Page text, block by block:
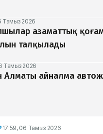
Тамыз 2026
азаматтық
талқылады
Тамыз 2026
Алматы айналма
17:59, 06 Тамыз 2026